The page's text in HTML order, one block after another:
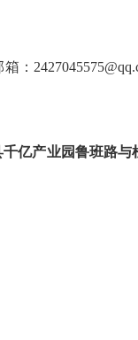
：
亿产业园鲁班路与